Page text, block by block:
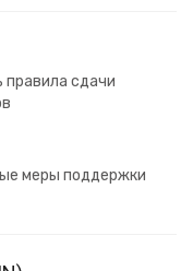
правила сдачи
меры поддержки